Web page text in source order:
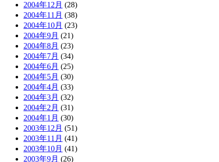
2004年12月 (28)
2004年11月 (38)
2004年10月 (23)
2004年9月 (21)
2004年8月 (23)
2004年7月 (34)
2004年6月 (25)
2004年5月 (30)
2004年4月 (33)
2004年3月 (32)
2004年2月 (31)
2004年1月 (30)
2003年12月 (51)
2003年11月 (41)
2003年10月 (41)
2003年9月 (26)